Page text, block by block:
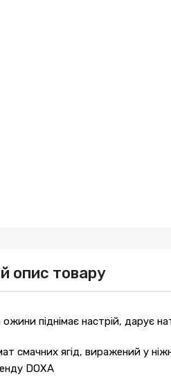
опис товару
піднімає настрій, дарує
смачних ягід, виражений у
DOXA